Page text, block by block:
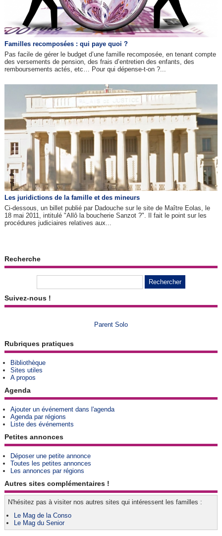
Familles recomposées : qui paye quoi ?
Pas facile de gérer le budget d’une famille recomposée, en tenant compte
des versements de pension, des frais d’entretien des enfants, des
remboursements actés, etc… Pour qui dépense-t-on ?...
Les juridictions de la famille et des mineurs
Ci-dessous, un billet publié par Dadouche sur le site de Maître Eolas, le
18 mai 2011, intitulé "Allô la boucherie Sanzot ?". Il fait le point sur les
procédures judiciaires relatives aux...
Recherche
Suivez-nous !
Parent Solo
Rubriques pratiques
Bibliothèque
Sites utiles
A propos
Agenda
Ajouter un événement dans l'agenda
Agenda par régions
Liste des événements
Petites annonces
Déposer une petite annonce
Toutes les petites annonces
Les annonces par régions
Autres sites complémentaires !
N'hésitez pas à visiter nos autres sites qui intéressent les familles :
Le Mag de la Conso
Le Mag du Senior